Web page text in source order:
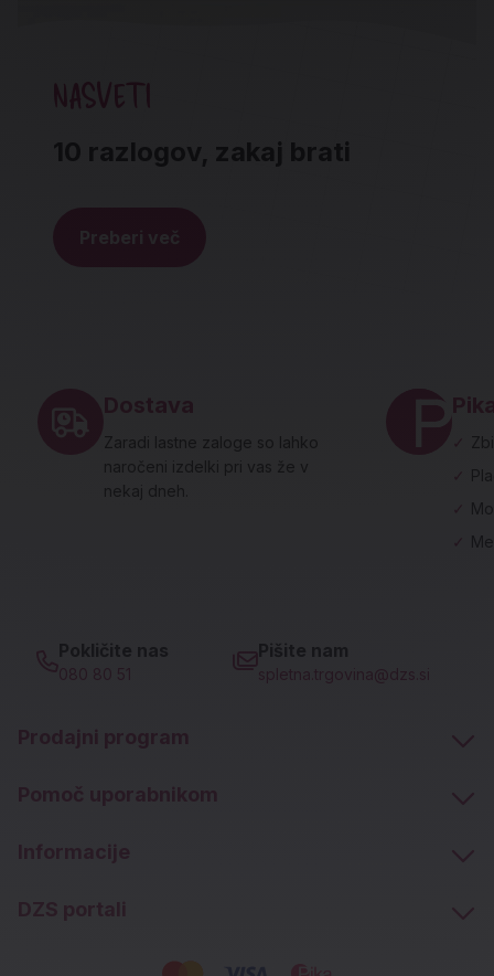
NASVETI
10 razlogov, zakaj brati
Preberi več
Dostava
Zaradi lastne zaloge so lahko
naročeni izdelki pri vas že v
nekaj dneh.
Pokličite nas
080 80 51
Pišite nam
spletna.trgovina@dzs.si
Prodajni program
Pomoč uporabnikom
Informacije
DZS portali